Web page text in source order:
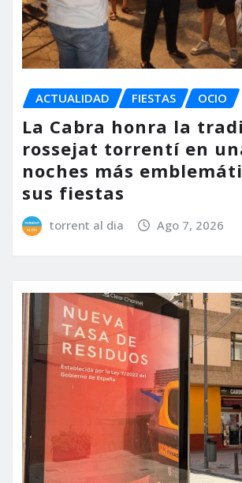
ACTUALIDAD FIESTAS OCIO
La Cabra honra la
rossejat torrentí en
noches más
sus fiestas
torrent al dia Ago 7, 2026